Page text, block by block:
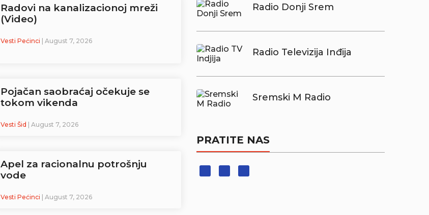
Radovi na kanalizacionoj mreži
(Video)
Vesti Pećinci | August 7, 2026
Pojačan saobraćaj očekuje se
tokom vikenda
Vesti Šid | August 7, 2026
Apel za racionalnu potrošnju
vode
Vesti Pećinci | August 7, 2026
Radio Donji Srem
Radio Televizija Inđija
Sremski M Radio
PRATITE NAS